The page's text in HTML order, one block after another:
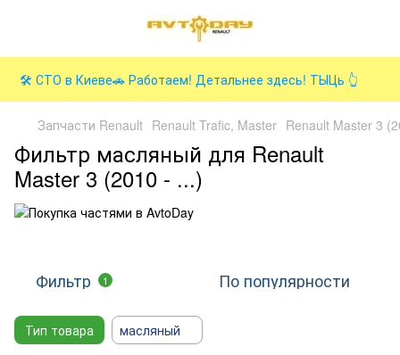
🛠️ СТО в Киеве🚗 Работаем! Детальнее здесь! ТЫЦь 👆
Запчасти Renault Renault Trafic, Master Renault Master 3
Фильтр масляный для Renault
Master 3 (2010 - ...)
Фильтр 1 По популярности
Тип товара масляный